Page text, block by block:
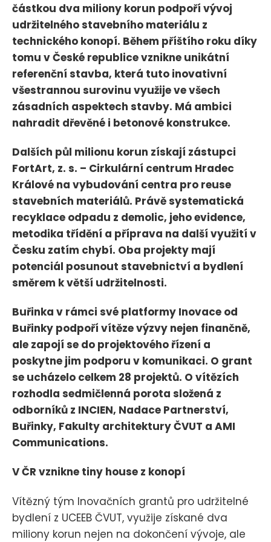
částkou dva miliony korun podpoří vývoj
udržitelného stavebního materiálu z
technického konopí. Během příštího roku díky
tomu v České republice vznikne unikátní
referenční stavba, která tuto inovativní
všestrannou surovinu využije ve všech
zásadních aspektech stavby. Má ambici
nahradit dřevěné i betonové konstrukce.
Dalších půl milionu korun získají zástupci
FortArt, z. s. – Cirkulární centrum Hradec
Králové na vybudování centra pro reuse
stavebních materiálů. Právě systematická
recyklace odpadu z demolic, jeho evidence,
metodika třídění a příprava na další využití v
Česku zatím chybí. Oba projekty mají
potenciál posunout stavebnictví a bydlení
směrem k větší udržitelnosti.
Buřinka v rámci své platformy Inovace od
Buřinky podpoří vítěze výzvy nejen finančně,
ale zapojí se do projektového řízení a
poskytne jim podporu v komunikaci. O grant
se ucházelo celkem 28 projektů. O vítězích
rozhodla sedmičlenná porota složená z
odborníků z INCIEN, Nadace Partnerství,
Buřinky, Fakulty architektury ČVUT a AMI
Communications.
V ČR vznikne tiny house z konopí
Vítězný tým Inovačních grantů pro udržitelné
bydlení z UCEEB ČVUT, využije získané dva
miliony korun nejen na dokončení vývoje, ale